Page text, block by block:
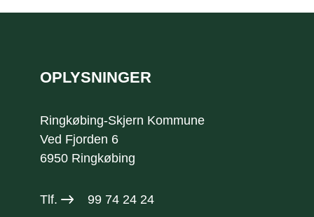
OPLYSNINGER
Ringkøbing-Skjern Kommune
Ved Fjorden 6
6950 Ringkøbing
Tlf. 99 74 24 24